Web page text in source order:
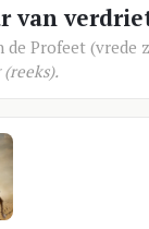
van
de Profeet (vrede